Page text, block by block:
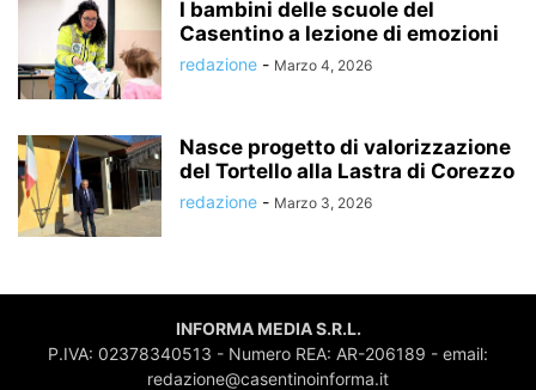
I bambini delle scuole del
Casentino a lezione di emozioni
redazione - Marzo 4, 2026
Nasce progetto di valorizzazione
del Tortello alla Lastra di Corezzo
redazione - Marzo 3, 2026
INFORMA MEDIA S.R.L.
P.IVA: 02378340513 - Numero REA: AR-206189 - email:
redazione@casentinoinforma.it